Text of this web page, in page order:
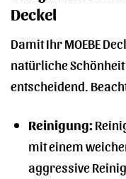
Deckel
Damit Ihr MOEBE
natürliche
entscheidend.
Reinigung:
mit einem
aggressive